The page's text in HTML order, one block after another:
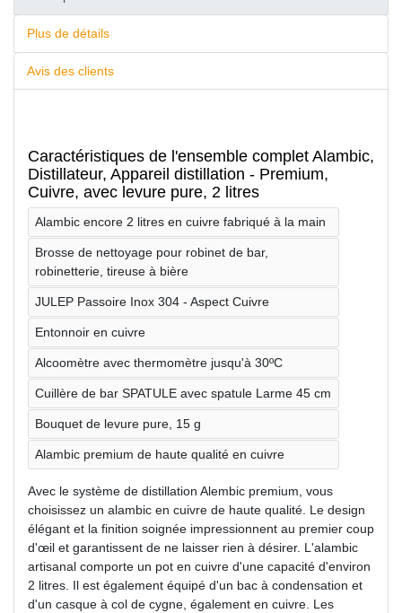
Plus de détails
Avis des clients
Caractéristiques de l'ensemble complet Alambic,
Distillateur, Appareil distillation - Premium,
Cuivre, avec levure pure, 2 litres
Alambic encore 2 litres en cuivre fabriqué à la main
Brosse de nettoyage pour robinet de bar,
robinetterie, tireuse à bière
JULEP Passoire Inox 304 - Aspect Cuivre
Entonnoir en cuivre
Alcoomètre avec thermomètre jusqu'à 30ºC
Cuillère de bar SPATULE avec spatule Larme 45 cm
Bouquet de levure pure, 15 g
Alambic premium de haute qualité en cuivre
Avec le système de distillation Alembic premium, vous
choisissez un alambic en cuivre de haute qualité. Le design
élégant et la finition soignée impressionnent au premier coup
d'œil et garantissent de ne laisser rien à désirer. L'alambic
artisanal comporte un pot en cuivre d'une capacité d'environ
2 litres. Il est également équipé d'un bac à condensation et
d'un casque à col de cygne, également en cuivre. Les